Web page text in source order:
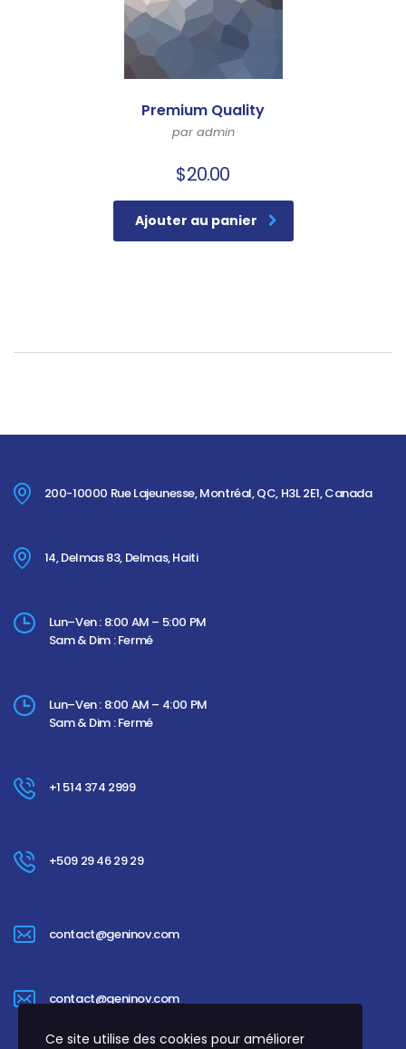
Premium Quality
par admin
$20.00
Ajouter au panier
200-10000 Rue Lajeunesse, Montréal, QC, H3L 2E1, Canada
14, Delmas 83, Delmas, Haiti
Lun–Ven : 8:00 AM – 5:00 PM
Sam & Dim : Fermé
Lun–Ven : 8:00 AM – 4:00 PM
Sam & Dim : Fermé
+1 514 374 2999
+509 29 46 29 29
contact@geninov.com
contact@geninov.com
Ce site utilise des cookies pour améliorer